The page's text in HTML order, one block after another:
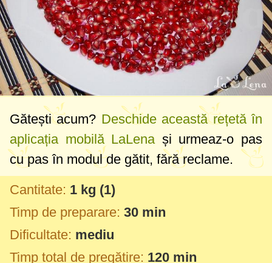
Gătești acum? Deschide această rețetă în
aplicația mobilă LaLenași urmeaz-o pas
cu pas în modul de gătit, fără reclame.
Cantitate: 1 kg (1)
Timp de preparare: 30 min
Dificultate: mediu
Timp total de pregătire: 120 min